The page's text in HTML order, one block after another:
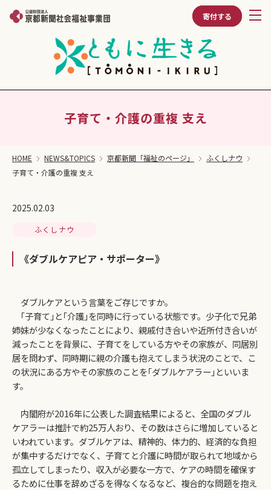
寄付する
子育て・介護の重複 支え
HOME NEWS&TOPICS 京都新聞「福祉のページ」
ふくしナウ
子育て・介護の重複 支え
2025.02.03
ふくしナウ
《ダブルケアピア・サポーター》
ダブルケアという言葉をご存じですか。
｢子育て｣と｢介護｣を同時に行っている状態です。少子化で兄弟
姉妹が少なくなったことにより、親戚付き合いや近所付き合いが
減ったことを背景に、子育てをしている方やその家族が、同居別
居を問わず、同時期に親の介護も抱えてしまう状況のことで、こ
の状況にある方やその家族のことを｢ダブルケアラー｣といいま
す。
内閣府が2016年に公表した調査結果によると、全国のダブル
ケアラーは推計で約25万人おり、その数はさらに増加していると
いわれています。ダブルケアは、精神的、体力的、経済的な負担
が集中するだけでなく、子育てと介護に時間が取られて地域から
孤立してしまったり、収入が必要な一方で、ケアの時間を確保す
るために仕事を辞めざるを得なくなるなど、複合的な問題を抱え